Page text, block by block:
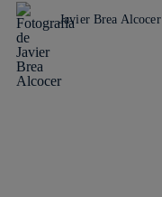
Javier Brea Alcocer